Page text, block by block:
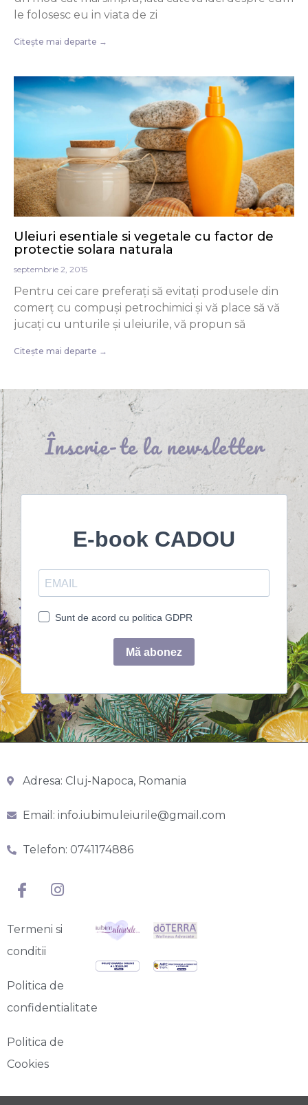
le folosesc eu in viata de zi
Citește mai departe →
Uleiuri esentiale si vegetale cu factor de
protectie solara naturala
septembrie 2, 2015
Pentru cei care preferați să evitați produsele din
comerț cu compuși petrochimici și vă place să vă
jucați cu unturile și uleiurile, vă propun să
Citește mai departe →
Înscrie-te la newsletter
Adresa: Cluj-Napoca, Romania
Email: info.iubimuleiurile@gmail.com
Telefon: 0741174886
Termeni si
conditii
Politica de
confidentialitate
Politica de
Cookies